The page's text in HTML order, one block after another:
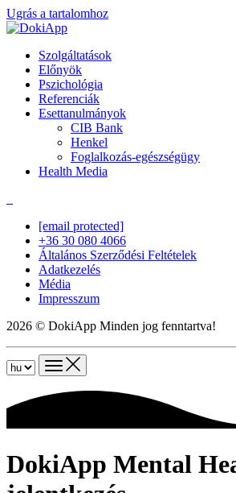
Ugrás a tartalomhoz
Szolgáltatások
Előnyök
Pszichológia
Referenciák
Esettanulmányok
CIB Bank
Henkel
Foglalkozás-egészségügy
Health Media
[email protected]
+36 30 080 4066
Általános Szerződési Feltételek
Adatkezelés
Média
Impresszum
2026 © DokiApp Minden jog fenntartva!
DokiApp Mental